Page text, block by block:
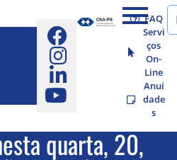
FAQ
Servi
ços
On-
Line
Anui
dade
s
quarta, 20,